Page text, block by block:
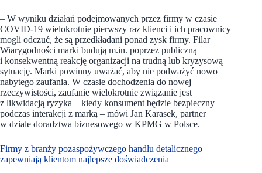
– W wyniku działań podejmowanych przez firmy w czasie
COVID-19 wielokrotnie pierwszy raz klienci i ich pracownicy
mogli odczuć, że są przedkładani ponad zysk firmy. Filar
Wiarygodności marki budują m.in. poprzez publiczną
i konsekwentną reakcję organizacji na trudną lub kryzysową
sytuację. Marki powinny uważać, aby nie podważyć nowo
nabytego zaufania. W czasie dochodzenia do nowej
rzeczywistości, zaufanie wielokrotnie związanie jest
z likwidacją ryzyka – kiedy konsument będzie bezpieczny
podczas interakcji z marką – mówi Jan Karasek, partner
w dziale doradztwa biznesowego w KPMG w Polsce.
Firmy z branży pozaspożywczego handlu detalicznego
zapewniają klientom najlepsze doświadczenia